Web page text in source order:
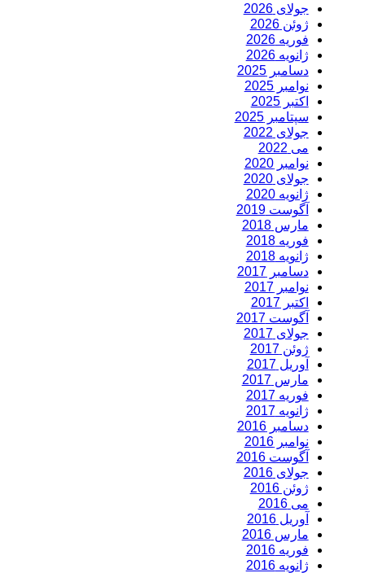
جولای 2026
ژوئن 2026
فوریه 2026
ژانویه 2026
دسامبر 2025
نوامبر 2025
اکتبر 2025
سپتامبر 2025
جولای 2022
می 2022
نوامبر 2020
جولای 2020
ژانویه 2020
آگوست 2019
مارس 2018
فوریه 2018
ژانویه 2018
دسامبر 2017
نوامبر 2017
اکتبر 2017
آگوست 2017
جولای 2017
ژوئن 2017
آوریل 2017
مارس 2017
فوریه 2017
ژانویه 2017
دسامبر 2016
نوامبر 2016
آگوست 2016
جولای 2016
ژوئن 2016
می 2016
آوریل 2016
مارس 2016
فوریه 2016
ژانویه 2016